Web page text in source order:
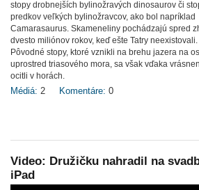
stopy drobnejších bylinožravých dinosaurov či
predkov veľkých bylinožravcov, ako bol napríklad
Camarasaurus. Skameneliny pochádzajú spred
dvesto miliónov rokov, keď ešte Tatry neexistovali.
Pôvodné stopy, ktoré vznikli na brehu jazera na
uprostred triasového mora, sa však vďaka
ocitli v horách.
Médiá: 2 Komentáre: 0
Video: Družičku nahradil na
iPad